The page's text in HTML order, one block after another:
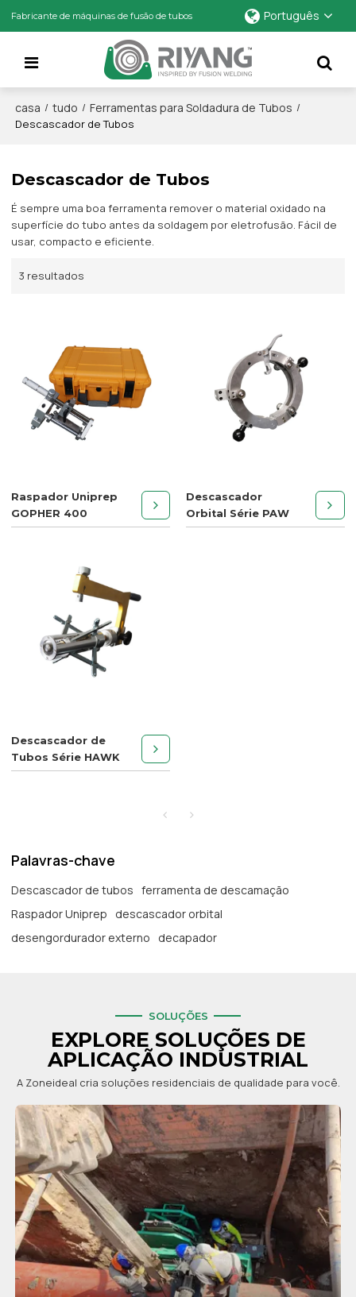
Fabricante de máquinas de fusão de tubos Português
casa / tudo / Ferramentas para Soldadura de Tubos /
Descascador de Tubos
Descascador de Tubos
É sempre uma boa ferramenta remover o material oxidado na
superfície do tubo antes da soldagem por eletrofusão. Fácil de
usar, compacto e eficiente.
3 resultados
Raspador Uniprep
GOPHER 400
Descascador
Orbital Série PAW
Descascador de
Tubos Série HAWK
Palavras-chave
Descascador de tubos
ferramenta de descamação
Raspador Uniprep
descascador orbital
desengordurador externo
decapador
SOLUÇÕES
EXPLORE SOLUÇÕES DE
APLICAÇÃO INDUSTRIAL
A Zoneideal cria soluções residenciais de qualidade para você.